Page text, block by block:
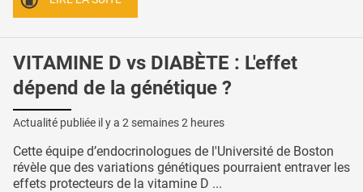
VITAMINE D vs DIABÈTE : L'effet
dépend de la génétique ?
Actualité publiée il y a 2 semaines 2 heures
Cette équipe d’endocrinologues de l'Université de Boston
révèle que des variations génétiques pourraient entraver les
effets protecteurs de la vitamine D ...